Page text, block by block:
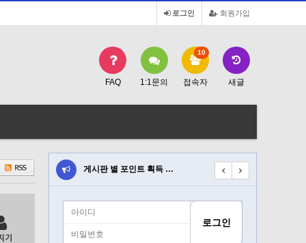
회원가입
로그인
FAQ 1:1문의 접속자
10
새글
기
획득 … 게시판 별 포인트 획득 … 게시판 별 포인트 획